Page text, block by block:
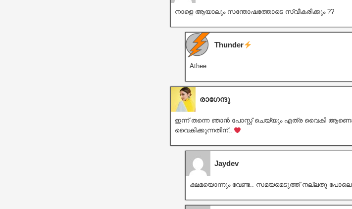
നാളെ ആയാലും സന്തോഷത്തോടെ സ്വീകരിക്കും ??
Thunder
Athee
രാഗേന്ദു
ഇന്ന് തന്നെ ഞാൻ പോസ്റ്റ് ചെയ്യും എത്ര വൈകി
വൈകിക്കുന്നതിന്..
Jaydev
ക്ഷമയൊന്നും വേണ്ട.. സമയമെടുത്ത് നല്ലതു പോലെ